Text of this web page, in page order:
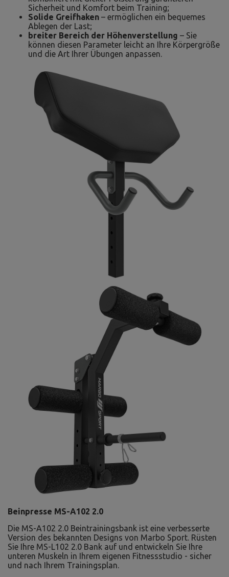
Sicherheit und Komfort beim Training;
Solide Greifhaken – ermöglichen ein bequemes
Ablegen der Last;
breiter Bereich der Höhenverstellung – Sie
können diesen Parameter leicht an Ihre Körpergröße
und die Art Ihrer Übungen anpassen.
Beinpresse MS-A102 2.0
Die MS-A102 2.0 Beintrainingsbank ist eine verbesserte
Version des bekannten Designs von Marbo Sport. Rüsten
Sie Ihre MS-L102 2.0 Bank auf und entwickeln Sie Ihre
unteren Muskeln in Ihrem eigenen Fitnessstudio - sicher
und nach Ihrem Trainingsplan.